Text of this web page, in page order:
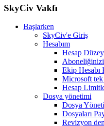
SkyCiv Vakfı
Başlarken
SkyCiv'e Giriş
Hesabım
Hesap
Ekip Hesabı
Microsoft
Hesap
Dosya yönetimi
Dosya
Dosyaları
Revizyon